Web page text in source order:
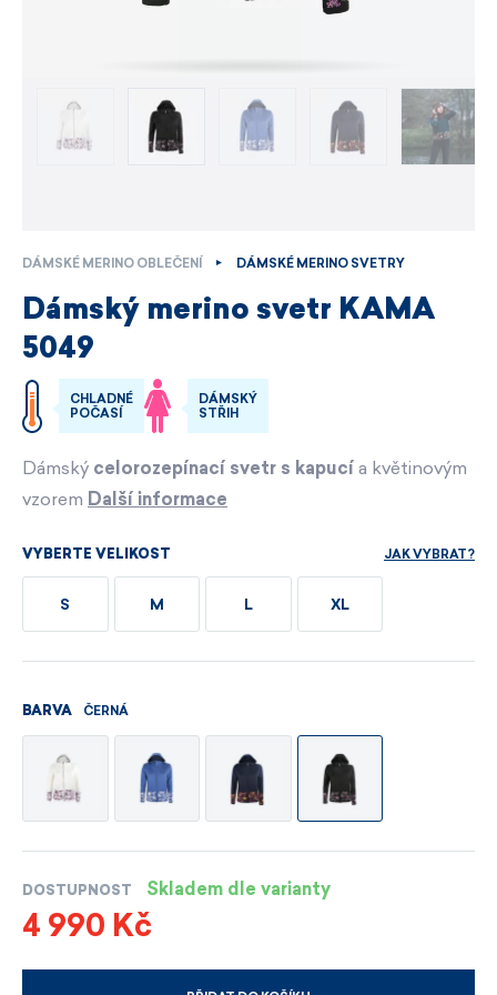
DÁMSKÉ MERINO OBLEČENÍ DÁMSKÉ MERINO SVETRY
Dámský merino svetr KAMA
5049
CHLADNÉ
POČASÍ
DÁMSKÝ
STŘIH
Dámský celorozepínací svetr s kapucí a květinovým
vzorem Další informace
VYBERTE VELIKOST JAK VYBRAT?
S M L XL
BARVA ČERNÁ
DOSTUPNOST Skladem dle varianty
4 990 Kč